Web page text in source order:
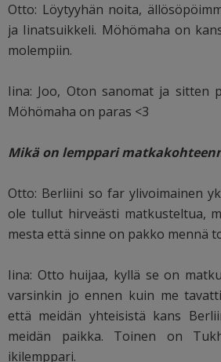
Otto: Löytyyhän noita,
ja Iinatsuikkeli. Möhömaha on
molempiin.
Iina: Joo, Oton sanomat ja sitten
Möhömaha on paras <3
Mikä on lemppari
Otto: Berliini so far ylivoimainen
ole tullut hirveästi matkusteltua,
mesta että sinne on pakko mennä
Iina: Otto huijaa, kyllä se on
varsinkin jo ennen kuin me
että meidän yhteisistä kans
meidän paikka. Toinen on
ikilemppari.